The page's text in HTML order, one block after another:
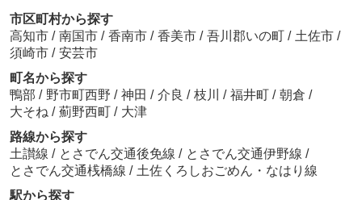
市区町村から探す
高知市 / 南国市 / 香南市 / 香美市 / 吾川郡いの町 / 土佐市 /
須崎市 / 安芸市
町名から探す
鴨部 / 野市町西野 / 神田 / 介良 / 枝川 / 福井町 / 朝倉 /
大そね / 薊野西町 / 大津
路線から探す
土讃線 / とさでん交通後免線 / とさでん交通伊野線 /
とさでん交通桟橋線 / 土佐くろしおごめん・なはり線
駅から探す